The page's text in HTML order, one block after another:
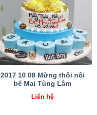
2017 10 08 Mừng thôi nôi
bé Mai Tùng Lâm
Liên hệ